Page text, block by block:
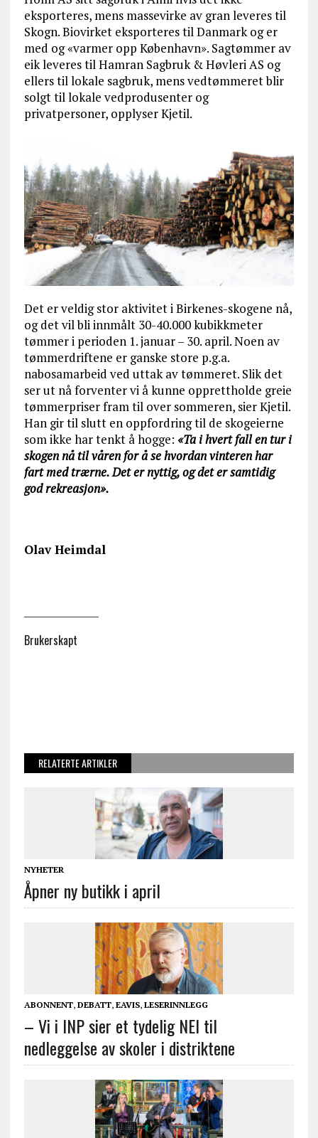
eksporteres, mens massevirke av gran leveres til
Skogn. Biovirket eksporteres til Danmark og er
med og «varmer opp København». Sagtømmer av
eik leveres til Hamran Sagbruk & Høvleri AS og
ellers til lokale sagbruk, mens vedtømmeret blir
solgt til lokale vedprodusenter og
privatpersoner, opplyser Kjetil.
Det er veldig stor aktivitet i Birkenes-skogene nå,
og det vil bli innmålt 30-40.000 kubikkmeter
tømmer i perioden 1. januar – 30. april. Noen av
tømmerdriftene er ganske store p.g.a.
nabosamarbeid ved uttak av tømmeret. Slik det
ser ut nå forventer vi å kunne opprettholde greie
tømmerpriser fram til over sommeren, sier Kjetil.
Han gir til slutt en oppfordring til de skogeierne
som ikke har tenkt å hogge: «Ta i hvert fall en tur i
skogen nå til våren for å se hvordan vinteren har
fart med trærne. Det er nyttig, og det er samtidig
god rekreasjon».
Olav Heimdal
Brukerskapt
RELATERTE ARTIKLER
NYHETER
Åpner ny butikk i april
ABONNENT, DEBATT, EAVIS, LESERINNLEGG
– Vi i INP sier et tydelig NEI til
nedleggelse av skoler i distriktene